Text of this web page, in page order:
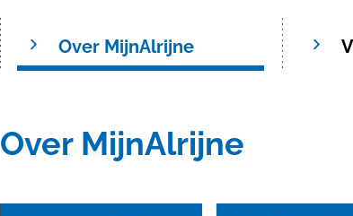
Over MijnAlrijne
Over MijnAlrijne